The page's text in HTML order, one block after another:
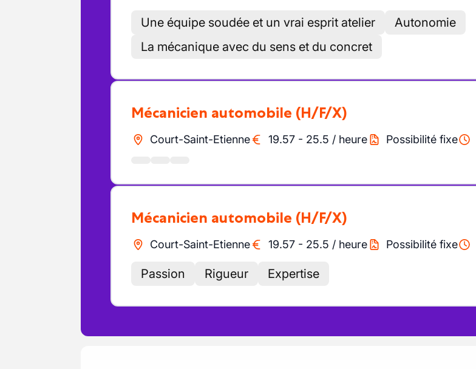
Une équipe soudée et un vrai esprit atelier
Autonomie
La mécanique avec du sens et du concret
Mécanicien automobile (H/F/X)
Court-Saint-Etienne 19.57 - 25.5 / heure Possibilité fixe
Mécanicien automobile (H/F/X)
Court-Saint-Etienne 19.57 - 25.5 / heure Possibilité fixe
Passion Rigueur Expertise